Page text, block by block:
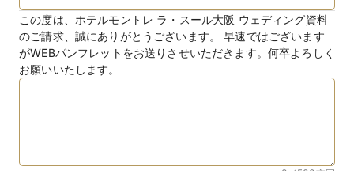
この度は、ホテルモントレ ラ・スール大阪 ウェディング資料
のご請求、誠にありがとうございます。 早速ではございます
がWEBパンフレットをお送りさせいただきます。何卒よろしく
お願いいたします。